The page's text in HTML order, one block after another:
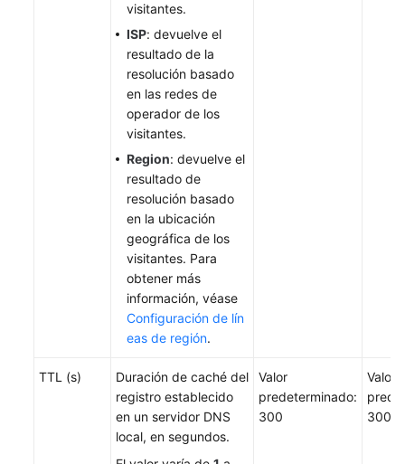
visitantes.
ISP: devuelve el
resultado de la
resolución basado
en las redes de
operador de los
visitantes.
Region: devuelve el
resultado de
resolución basado
en la ubicación
geográfica de los
visitantes. Para
obtener más
información, véase
Configuración de lín
eas de región.
TTL (s)
Duración de caché del
registro establecido
en un servidor DNS
local, en segundos.
Valor
predeterminado:
300
Valor
300